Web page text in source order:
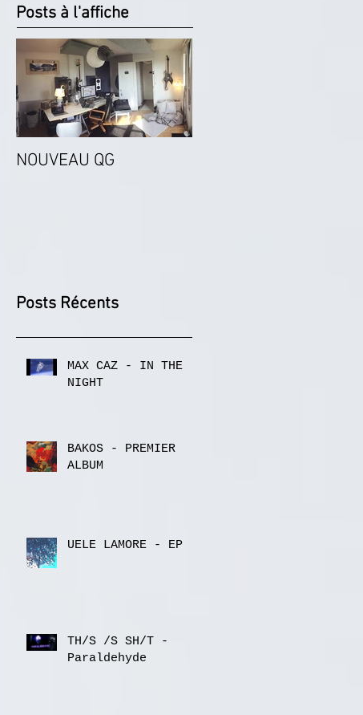
Posts à l'affiche
NOUVEAU QG
Posts Récents
MAX CAZ - IN THE
NIGHT
BAKOS - PREMIER
ALBUM
UELE LAMORE - EP
TH/S /S SH/T -
Paraldehyde